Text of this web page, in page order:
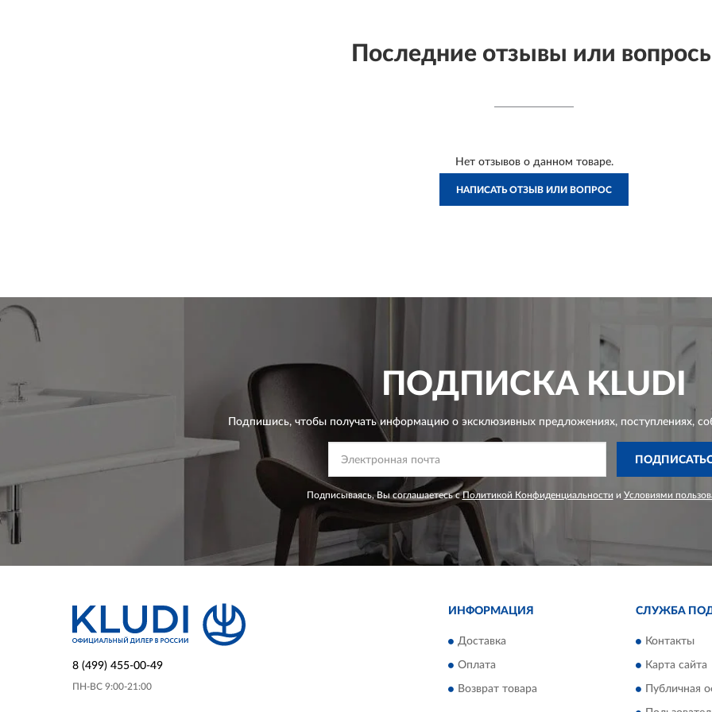
Последние отзывы или
Нет отзывов о данном товаре.
НАПИСАТЬ ОТЗЫВ ИЛИ ВОПРОС
ПОДПИСКАKLUDI
Подпишись, чтобы получать информацию о эксклюзивных предложениях,поступлениях,
Подписываясь, Вы соглашаетесь сПолитикой Конфиденциальности и Условиями
8 (499) 455-00-49
ПН-ВС 9:00-21:00
ИНФОРМАЦИЯ
Доставка
Оплата
Возврат товара
СЛУЖБА
Контакты
Карта сайта
Публичная